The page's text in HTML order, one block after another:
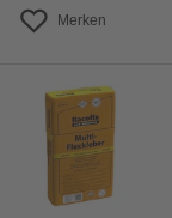
Merken